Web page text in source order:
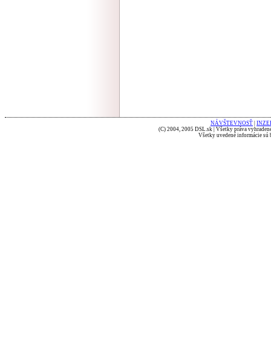
NÁVŠTEVNOSŤ
(C) 2004, 2005 DSL.sk | Všetky práva
Všetky uvedené informácie sú